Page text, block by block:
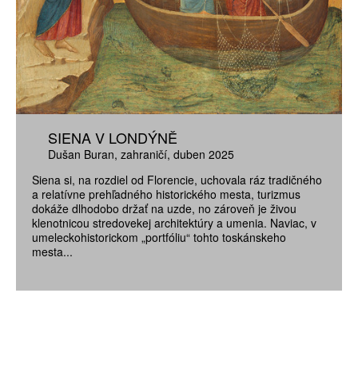
SIENA V LONDÝNĚ
Dušan Buran zahraničí duben 2025
Siena si, na rozdiel od Florencie, uchovala ráz tradičného
a relatívne prehľadného historického mesta, turizmus
dokáže dlhodobo držať na uzde, no zároveň je živou
klenotnicou stredovekej architektúry a umenia. Naviac, v
umeleckohistorickom „portfóliu“ tohto toskánskeho
mesta...